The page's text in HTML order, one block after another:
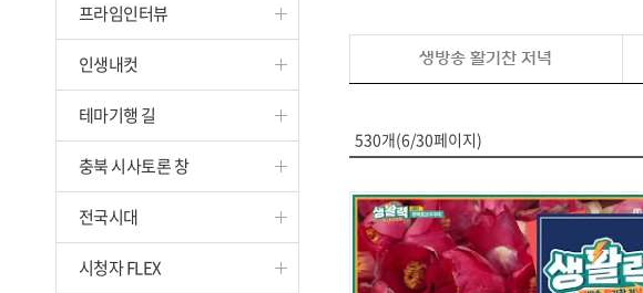
보은
옥천
시청자 FLEX
특집프로그램
충
청
문
프라임인터뷰
인생내컷
테마기행 길
충북 시사토론 창
전국시대
시청자 FLEX
생방송 활기찬 저녁
530개(6/30페이지)